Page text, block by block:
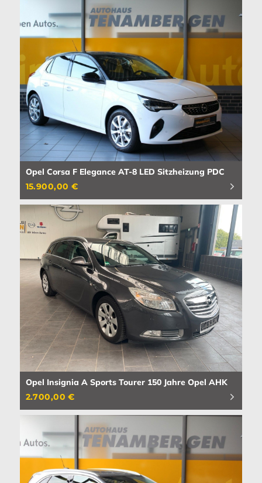
Opel Corsa F Elegance AT-8 LED Sitzheizung PDC
15.900,00 €
Opel Insignia A Sports Tourer 150 Jahre Opel AHK
2.700,00 €